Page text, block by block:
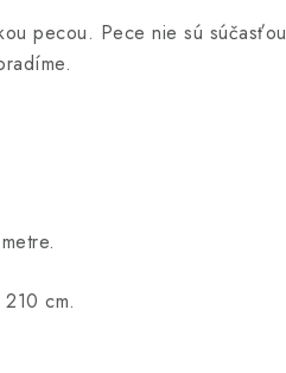
pecou. Pece nie sú súčasťou
cm.